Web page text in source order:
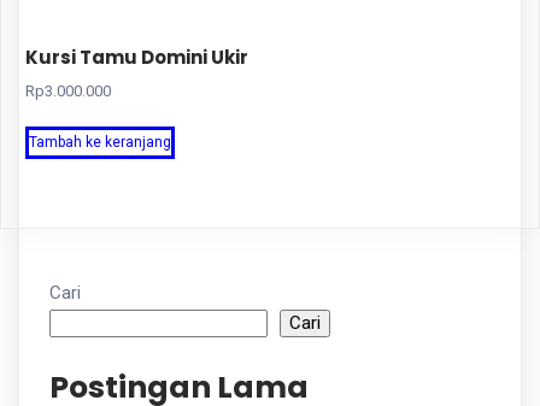
Kursi Tamu Domini Ukir
Rp3.000.000
Tambah ke keranjang
Cari
Cari
Postingan Lama